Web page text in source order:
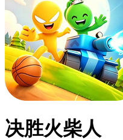
决胜火柴人